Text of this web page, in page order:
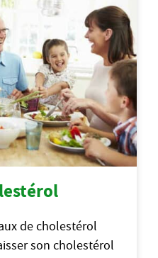
de cholestérol
son cholestérol